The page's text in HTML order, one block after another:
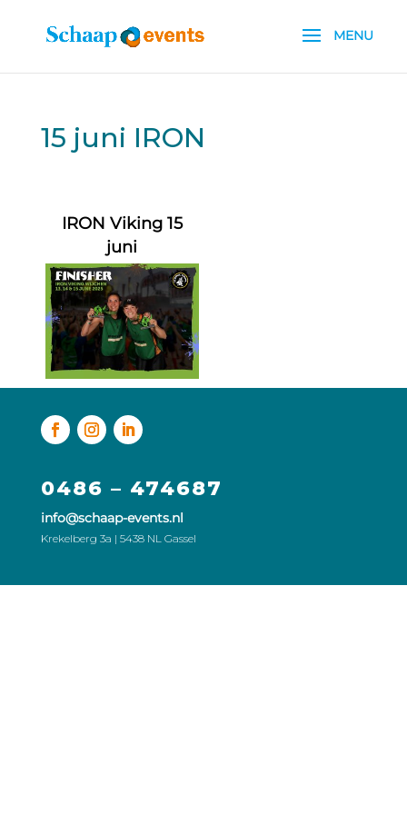
15 juni IRON
IRON Viking 15
juni
0486 – 474687
info@schaap-events.nl
Krekelberg 3a | 5438 NL Gassel